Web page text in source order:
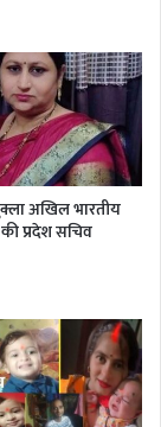
अखिल भारतीय
की प्रदेश सचिव